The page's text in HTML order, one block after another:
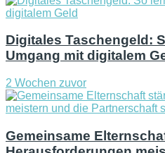
Digitales Taschengeld:
Umgang mit digitalem
2 Wochen zuvor
Gemeinsame